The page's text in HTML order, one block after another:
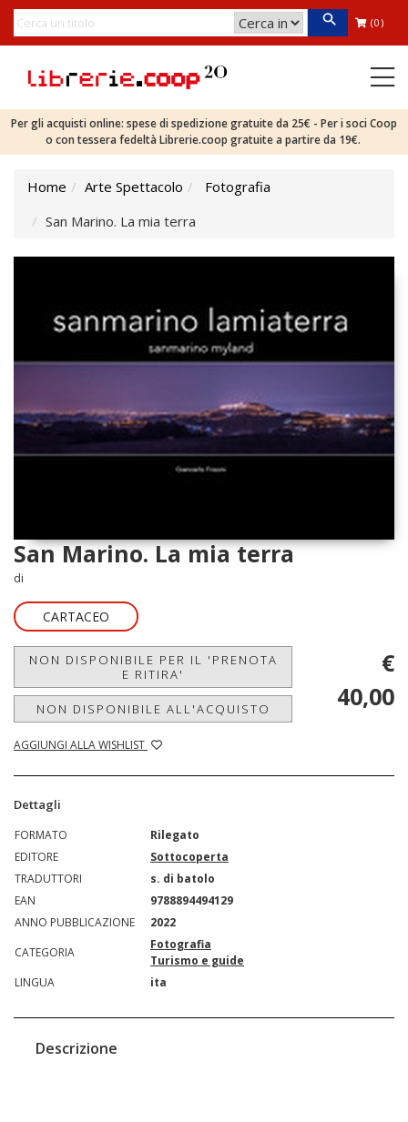
(0)
Per gli acquisti online: spese di spedizione gratuite da 25€ - Per i soci Coop
o con tessera fedeltà Librerie.coop gratuite a partire da 19€.
Home Arte Spettacolo
Fotografia
San Marino. La mia terra
San Marino. La mia terra
di
CARTACEO
NON DISPONIBILE PER IL 'PRENOTA
E RITIRA'
NON DISPONIBILE ALL'ACQUISTO
AGGIUNGI ALLA WISHLIST
€
40,00
Dettagli
FORMATO
Rilegato
EDITORE
Sottocoperta
TRADUTTORI
s. di batolo
EAN
9788894494129
ANNO PUBBLICAZIONE
2022
CATEGORIA
Fotografia
Turismo e guide
LINGUA
ita
Descrizione